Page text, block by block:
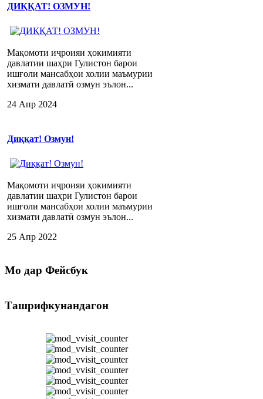
ДИҚҚАТ! ОЗМУН!
Мақомоти иҷроияи ҳокимияти
давлатии шаҳри Гулистон барои
ишғоли мансабҳои холии маъмурии
хизмати давлатӣ озмун эълон...
24 Апр 2024
Диққат! Озмун!
Мақомоти иҷроияи ҳокимияти
давлатии шаҳри Гулистон барои
ишғоли мансабҳои холии маъмурии
хизмати давлатӣ озмун эълон...
25 Апр 2022
Мо дар Фейсбук
Ташрифкунандагон